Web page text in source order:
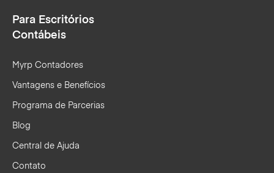
Para Escritórios
Contábeis
Myrp Contadores
Vantagens e Benefícios
Programa de Parcerias
Blog
Central de Ajuda
Contato